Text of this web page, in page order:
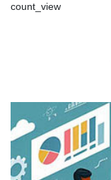
count_view
viết